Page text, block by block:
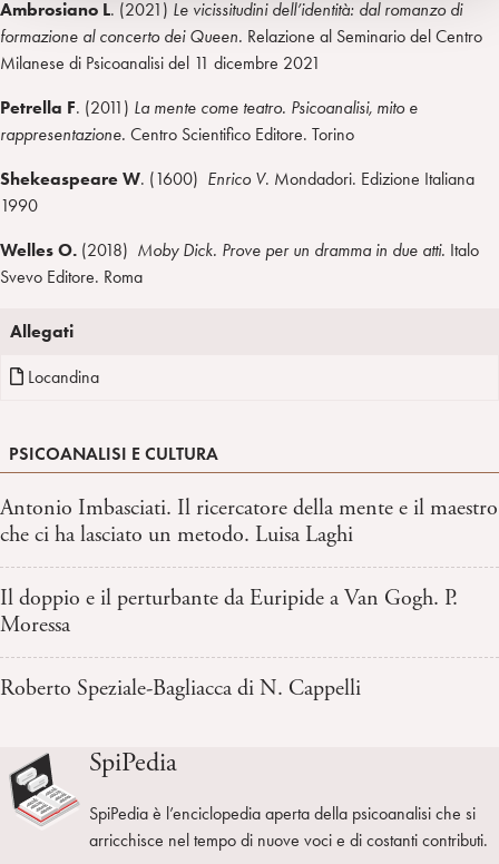
Ambrosiano L. (2021) Le vicissitudini dell’identità: dal romanzo di
formazione al concerto dei Queen. Relazione al Seminario del Centro
Milanese di Psicoanalisi del 11 dicembre 2021
Petrella F. (2011) La mente come teatro. Psicoanalisi, mito e
rappresentazione. Centro Scientifico Editore. Torino
Shekeaspeare W. (1600) Enrico V. Mondadori. Edizione Italiana
1990
Welles O. (2018) Moby Dick. Prove per un dramma in due atti. Italo
Svevo Editore. Roma
Allegati
Locandina
PSICOANALISI E CULTURA
Antonio Imbasciati. Il ricercatore della mente e il maestro
che ci ha lasciato un metodo. Luisa Laghi
Il doppio e il perturbante da Euripide a Van Gogh. P.
Moressa
Roberto Speziale-Bagliacca di N. Cappelli
SpiPedia
SpiPedia è l’enciclopedia aperta della psicoanalisi che si
arricchisce nel tempo di nuove voci e di costanti contributi.